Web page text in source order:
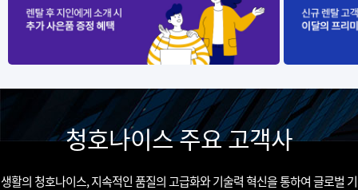
청호나이스 주요 고객사
생활의 청호나이스, 지속적인 품질의 고급화와 기술력 혁신을 통하여 글로벌 기